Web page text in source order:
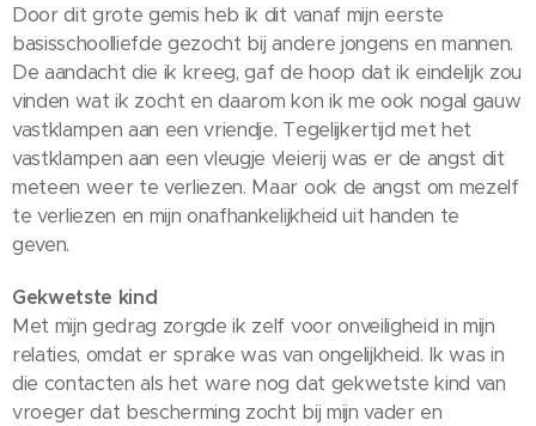
Door dit grote gemis heb ik dit vanaf mijn eerste
basisschoolliefde gezocht bij andere jongens en mannen.
De aandacht die ik kreeg, gaf de hoop dat ik eindelijk zou
vinden wat ik zocht en daarom kon ik me ook nogal gauw
vastklampen aan een vriendje. Tegelijkertijd met het
vastklampen aan een vleugje vleierij was er de angst dit
meteen weer te verliezen. Maar ook de angst om mezelf
te verliezen en mijn onafhankelijkheid uit handen te
geven.
Gekwetste kind
Met mijn gedrag zorgde ik zelf voor onveiligheid in mijn
relaties, omdat er sprake was van ongelijkheid. Ik was in
die contacten als het ware nog dat gekwetste kind van
vroeger dat bescherming zocht bij mijn vader en